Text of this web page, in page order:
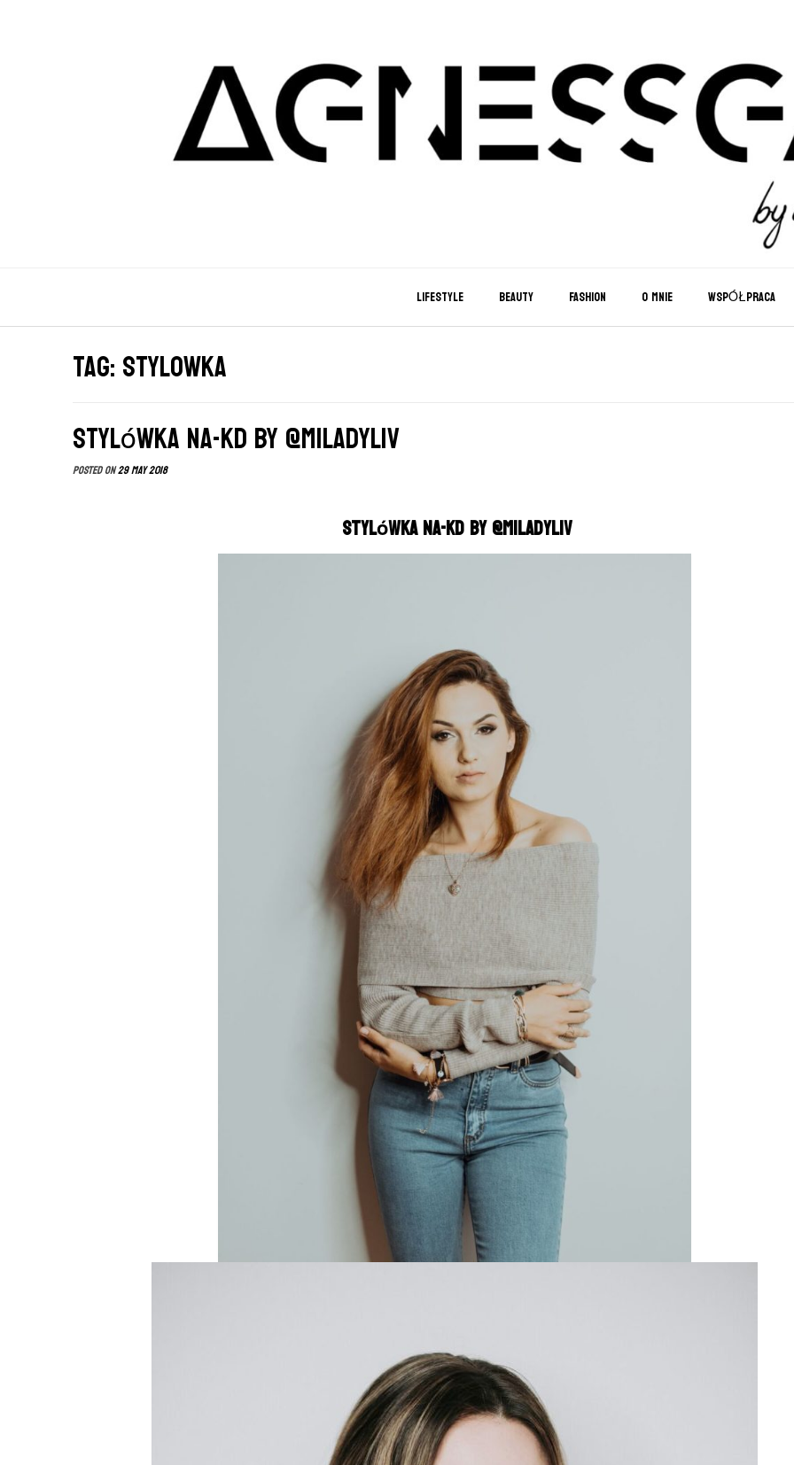
LIFESTYLE BEAUTY FASHION O MNIE WSPÓŁPRACA
Tag: stylowka
Stylówka NA-KD by @miladyliv
Posted on29 May 2018
Stylówka NA-KD by @miladyliv